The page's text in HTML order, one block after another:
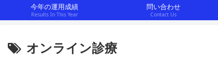
今年の運用成績
Results In This Year
問い合わせ
Contact Us
オンライン診療